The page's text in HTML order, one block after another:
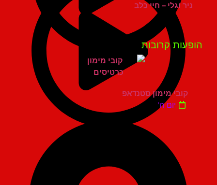
ניר וגלי – חיי כלב
קרובות
קובי מימון סטנדאפ
יום ה'